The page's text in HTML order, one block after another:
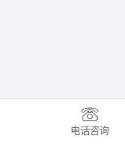
电话咨询